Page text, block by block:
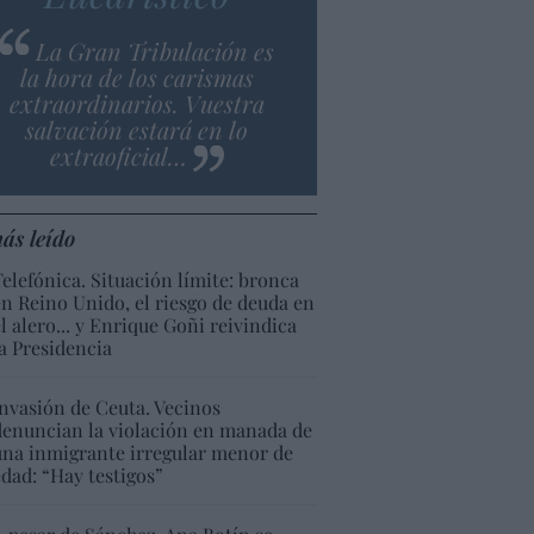
La Gran Tribulación es
la hora de los carismas
extraordinarios. Vuestra
salvación estará en lo
extraoficial…
leído
Situación límite: bronca
Reino Unido, el riesgo de deuda en
alero... y Enrique Goñi reivindica
Presidencia
de Ceuta. Vecinos
la violación en manada de
inmigrante irregular menor de
“Hay testigos”